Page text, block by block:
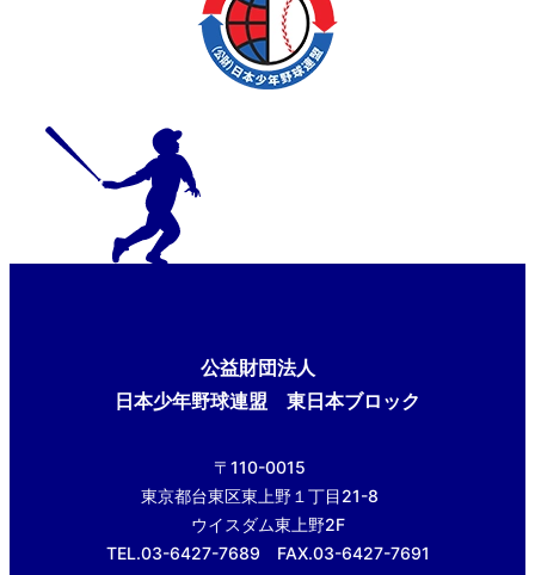
公益財団法人
日本少年野球連盟 東日本ブロック
〒110-0015
東京都台東区東上野１丁目21-8
ウイスダム東上野2F
TEL.03-6427-7689 FAX.03-6427-7691